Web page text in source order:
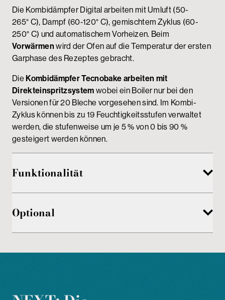
Die Kombidämpfer Digital arbeiten mit Umluft (50-
265° C), Dampf (60-120° C), gemischtem Zyklus (60-
250° C) und automatischem Vorheizen. Beim
Vorwärmenwird der Ofen auf die Temperatur der ersten
Garphase des Rezeptes gebracht.
DieKombidämpfer Tecnobake arbeiten mit
Direkteinspritzsystem wobei ein Boiler nur bei den
Versionen für 20 Bleche vorgesehen sind. Im Kombi-
Zyklus können bis zu 19 Feuchtigkeitsstufen verwaltet
werden, die stufenweise um je 5 % von 0 bis 90 %
gesteigert werden können.
Funktionalität
Optional